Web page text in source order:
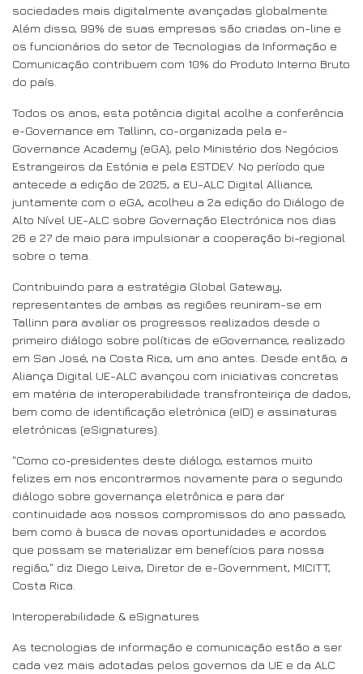
sociedades mais digitalmente avançadas globalmente.
Além disso, 99% de suas empresas são criadas on-line e
os funcionários do setor de Tecnologias da Informação e
Comunicação contribuem com 10% do Produto Interno Bruto
do país.
Todos os anos, esta potência digital acolhe a conferência
e-Governance em Tallinn, co-organizada pela e-
Governance Academy (eGA), pelo Ministério dos Negócios
Estrangeiros da Estónia e pela ESTDEV. No período que
antecede a edição de 2025, a EU-ALC Digital Alliance,
juntamente com o eGA, acolheu a 2a edição do Diálogo de
Alto Nível UE-ALC sobre Governação Electrónica nos dias
26 e 27 de maio para impulsionar a cooperação bi-regional
sobre o tema.
Contribuindo para a estratégia Global Gateway,
representantes de ambas as regiões reuniram-se em
Tallinn para avaliar os progressos realizados desde o
primeiro diálogo sobre políticas de eGovernance, realizado
em San José, na Costa Rica, um ano antes. Desde então, a
Aliança Digital UE-ALC avançou com iniciativas concretas
em matéria de interoperabilidade transfronteiriça de dados,
bem como de identificação eletrónica (eID) e assinaturas
eletrónicas (eSignatures).
"Como co-presidentes deste diálogo, estamos muito
felizes em nos encontrarmos novamente para o segundo
diálogo sobre governança eletrônica e para dar
continuidade aos nossos compromissos do ano passado,
bem como à busca de novas oportunidades e acordos
que possam se materializar em benefícios para nossa
região," diz Diego Leiva, Diretor de e-Government, MICITT,
Costa Rica.
Interoperabilidade & eSignatures
As tecnologias de informação e comunicação estão a ser
cada vez mais adotadas pelos governos da UE e da ALC